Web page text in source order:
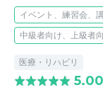
イベント、練習会、
中級者向け、上級者
医療・リハビリ
5.00